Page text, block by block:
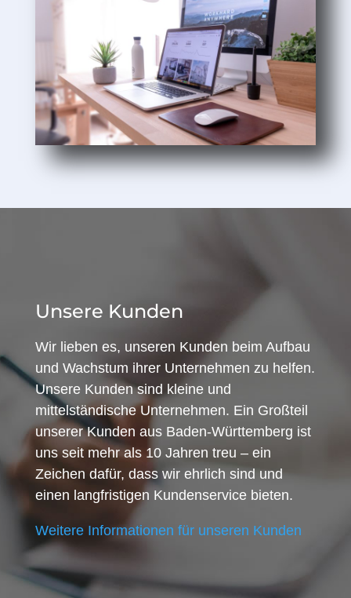
Unsere Kunden
Wir lieben es, unseren Kunden beim Aufbau
und Wachstum ihrer Unternehmen zu helfen.
Unsere Kunden sind kleine und
mittelständische Unternehmen. Ein Großteil
unserer Kunden aus Baden-Württemberg ist
uns seit mehr als 10 Jahren treu – ein
Zeichen dafür, dass wir ehrlich sind und
einen langfristigen Kundenservice bieten.
Weitere Informationen für unseren Kunden